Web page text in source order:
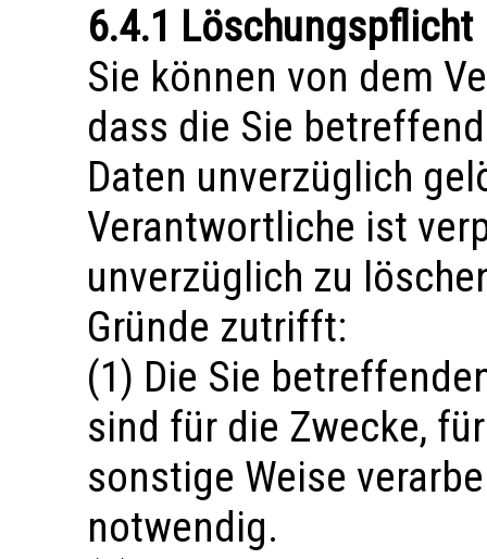
6.4.1 Löschungspflicht
Sie können von dem
dass die Sie
Daten unverzüglich
Verantwortliche ist
unverzüglich zu
Gründe zutrifft:
(1) Die Sie
sind für die Zwecke,
sonstige Weise
notwendig.